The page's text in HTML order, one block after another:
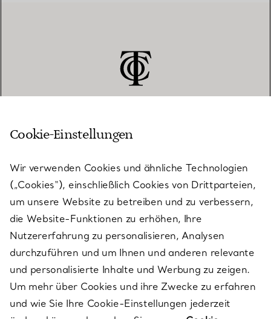
KUNDENSERVICE
SERVICES
ÜBER TIFFANY & CO.
RECHTLICHE HINWEISE
Cookie-Einstellungen
Wir verwenden Cookies und ähnliche Technologien
(„Cookies“), einschließlich Cookies von Drittparteien,
um unsere Website zu betreiben und zu verbessern,
die Website-Funktionen zu erhöhen, Ihre
Nutzererfahrung zu personalisieren, Analysen
durchzuführen und um Ihnen und anderen relevante
und personalisierte Inhalte und Werbung zu zeigen.
Um mehr über Cookies und ihre Zwecke zu erfahren
und wie Sie Ihre Cookie-Einstellungen jederzeit